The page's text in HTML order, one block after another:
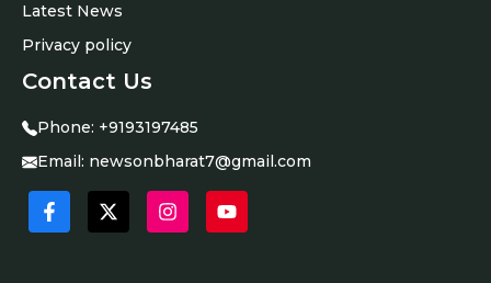
Latest News
Privacy policy
Contact Us
Phone: +9193197485
Email: newsonbharat7@gmail.com